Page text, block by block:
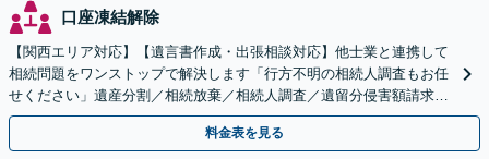
口座凍結解除
【関西エリア対応】【遺言書作成・出張相談対応】他士業と連携して
相続問題をワンストップで解決します「行方不明の相続人調査もお任
せください」遺産分割／相続放棄／相続人調査／遺留分侵害額請求／
登記など【休日・夜間面談可】【分割払い対応】
料金表を見る